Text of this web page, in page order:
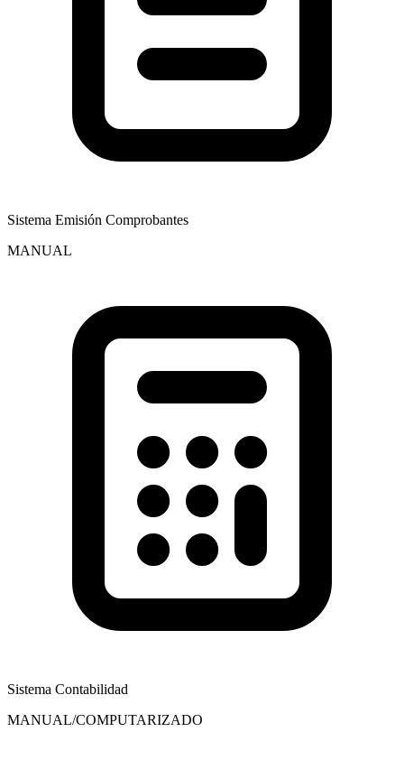
Sistema Emisión Comprobantes
MANUAL
Sistema Contabilidad
MANUAL/COMPUTARIZADO